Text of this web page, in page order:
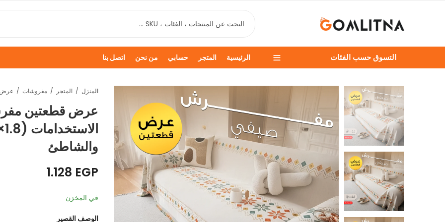
التسوق حسب الفئات الرئيسية المتجر حسابي من نحن اتصل بنا
المنزل المتجر مفروشات
عرض قطعتين
والشاطئ
1.128 EGP
في المخزن
الوصف القصير